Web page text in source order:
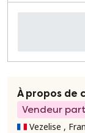
À propos de
Vendeur
Vezelise ,